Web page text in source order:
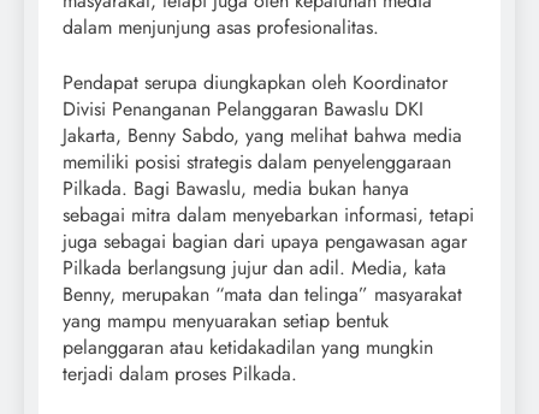
dalam menjunjung asas profesionalitas.
Pendapat serupa diungkapkan oleh Koordinator
Divisi Penanganan Pelanggaran Bawaslu DKI
Jakarta, Benny Sabdo, yang melihat bahwa media
memiliki posisi strategis dalam penyelenggaraan
Pilkada. Bagi Bawaslu, media bukan hanya
sebagai mitra dalam menyebarkan informasi, tetapi
juga sebagai bagian dari upaya pengawasan agar
Pilkada berlangsung jujur dan adil. Media, kata
Benny, merupakan “mata dan telinga” masyarakat
yang mampu menyuarakan setiap bentuk
pelanggaran atau ketidakadilan yang mungkin
terjadi dalam proses Pilkada.